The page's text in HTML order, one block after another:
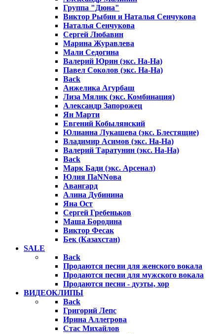
Группа "Дюна"
Виктор Рыбин и Наталья Сенчукова
Наталья Сенчукова
Сергей Любавин
Марина Журавлева
Мали Седогина
Валерий Юрин (экс. На-На)
Павел Соколов (экс. На-На)
Back
Анжелика Агурбаш
Лиза Мялик (экс. Комбинация)
Александр Запорожец
Ян Марти
Евгений Кобылянский
Юлианна Лукашева (экс. Блестящие)
Владимир Асимов (экс. На-На)
Валерий Таратунин (экс. На-На)
Back
Марк Бади (экс. Арсенал)
Юлия ПаNNова
Авангард
Алина Дубинина
Яна Ост
Сергей Гребеньков
Маша Бородина
Виктор Фесак
Бек (Казахстан)
SALE
Back
Продаются песни для женского вокала
Продаются песни для мужского вокала
Продаются песни - дуэты, хор
ВИДЕОКЛИПЫ
Back
Григорий Лепс
Ирина Аллегрова
Стас Михайлов